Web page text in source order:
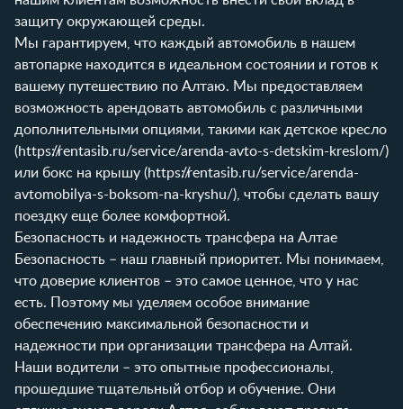
защиту окружающей среды.
Мы гарантируем, что каждый автомобиль в нашем
автопарке находится в идеальном состоянии и готов к
вашему путешествию по Алтаю. Мы предоставляем
возможность арендовать автомобиль с различными
дополнительными опциями, такими как детское кресло
(https://rentasib.ru/service/arenda-avto-s-detskim-kreslom/)
или бокс на крышу (https://rentasib.ru/service/arenda-
avtomobilya-s-boksom-na-kryshu/), чтобы сделать вашу
поездку еще более комфортной.
Безопасность и надежность трансфера на Алтае
Безопасность – наш главный приоритет. Мы понимаем,
что доверие клиентов – это самое ценное, что у нас
есть. Поэтому мы уделяем особое внимание
обеспечению максимальной безопасности и
надежности при организации трансфера на Алтай.
Наши водители – это опытные профессионалы,
прошедшие тщательный отбор и обучение. Они